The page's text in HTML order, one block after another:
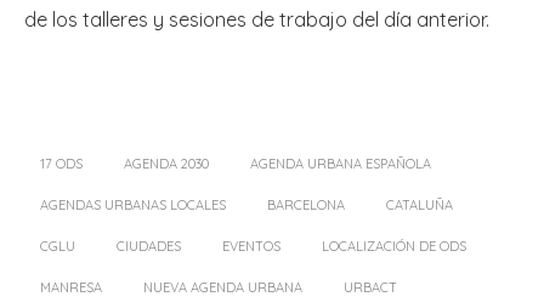
de los talleres y sesiones de trabajo del día anterior.
17 ODS AGENDA 2030 AGENDA URBANA ESPAÑOLA
AGENDAS URBANAS LOCALES BARCELONA CATALUÑA
CGLU CIUDADES EVENTOS LOCALIZACIÓN DE ODS
MANRESA NUEVA AGENDA URBANA URBACT